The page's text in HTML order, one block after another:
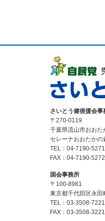
さいとう健後援会事
〒270-0119
千葉県流山市おおた
セレーナおおたかの
TEL：04-7190-5271
FAX：04-7190-5272
国会事務所
〒100-8981
東京都千代田区永
TEL：03-3508-7221
FAX：03-3508-3221